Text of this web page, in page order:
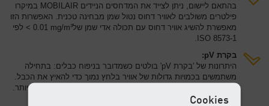
בהתאם ליישום, ניתן לצייד את המדחסים הניידים MOBILAIR במיקרו
פילטרים משולבים לאוויר דחוס נטול שמן מבחינה טכנית. האפשרות הזו
מאפשרת להשיג אוויר דחוס עם תכולה אדי שמן של0.01‎ mg/m³ > לפי
ISO 8573-1.
בקרת pV:
היתרונות של 'בקרת pV' בולטים כשמדובר בניפוח כבלים: בתחילה
משתמשים בכמויות גדולות של אוויר בלחץ נמוך כדי להאיץ את הכבל.
לאחר מכן, לקטעים ארוכים, נדרש לחץ גבוה יותר וספיקה נמוכה יותר.
Cookies